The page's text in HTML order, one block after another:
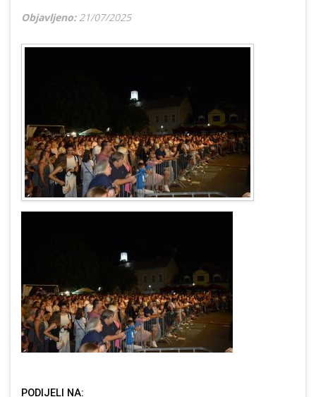
Objavljeno: 21/07/2025
PODIJELI NA: